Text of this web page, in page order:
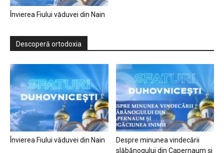
Învierea Fiului văduvei din Nain
Descoperă ortodoxia
Învierea Fiului văduvei din Nain
Despre minunea vindecării
slăbănogului din Capernaum și